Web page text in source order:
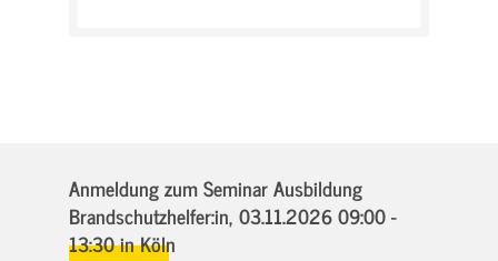
Anmeldung zum Seminar Ausbildung
Brandschutzhelfer:in, 03.11.2026 09:00 -
13:30in Köln